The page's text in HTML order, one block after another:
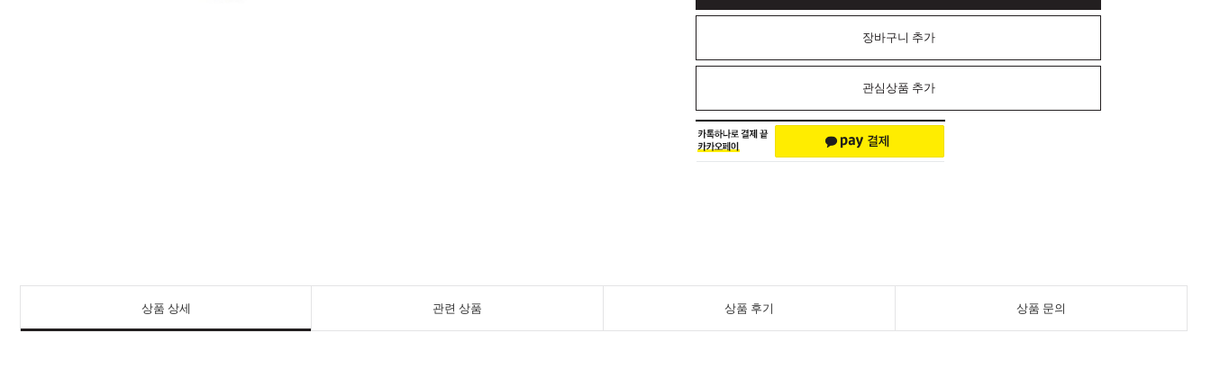
장바구니 추가
관심상품 추가
상품 상세 관련 상품 상품 후기 상품 문의